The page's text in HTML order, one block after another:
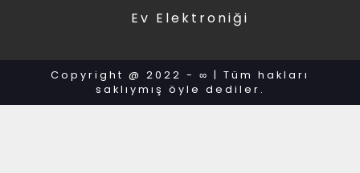
Ev Elektroniği
Copyright @ 2022 - ∞ | Tüm hakları
saklıymış öyle dediler.